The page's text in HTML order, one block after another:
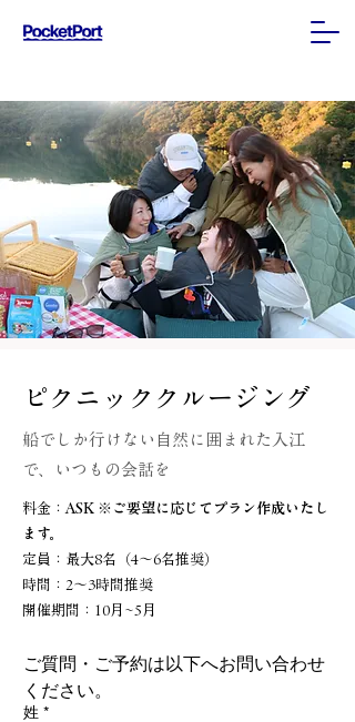
ピクニッククルージング
船でしか行けない自然に囲まれた入江
で、いつもの会話を
料金： ASK ※ご要望に応じてプラン作成いたし
ます。
定員：最大8名（4～6名推奨）
時間：2～3時間推奨
​開催期間：10月~5月
ご質問・ご予約は以下へお問い合わせ
ください。
姓 *